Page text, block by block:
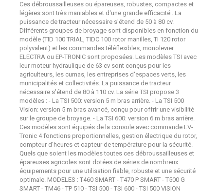
Ces débroussailleuses ou épareuses, robustes, compactes et
légères sont très maniables et d'une grande efficacité . La
puissance de tracteur nécessaire s'étend de 50 à 80 cv.
Différents groupes de broyage sont disponibles en fonction du
modèle (TID 100 TRIAL, TIDC 100 rotor manilles, TI 120 rotor
polyvalent) et les commandes téléflexibles, monolevier
ELECTRA ou EP-TRONIC sont proposées. Les modèles TSI avec
leur moteur hydraulique de 63 cv sont conçus pour les
agriculteurs, les cumas, les entreprises d'espaces verts, les
municipalités et collectivités. La puissance de tracteur
nécessaire s'étend de 80 à 110 cv. La série TSI propose 3
modèles : - La TSI 500: version 5 m bras arrière. - La TSI 500
Vision: version 5 m bras avancé, conçu pour offrir une visibilité
sur le groupe de broyage. - La TSI 600: version 6 m bras arrière.
Ces modèles sont équipés de la console avec commande EV-
Tronic 4 fonctions proportionnelles, gestion électrique du rotor,
compteur d'heures et capteur de température pour la sécurité.
Quels que soient les modèles toutes ces débroussailleuses et
épareuses agricoles sont dotées de séries de nombreux
équipements pour une utilisation fiable, robuste et une sécurité
optimale. MODELES : T460 SMART - T470 P SMART - T500 G
SMART - TM46 - TP 510 - TSI 500 - TSI 600 - TSI 500 VISION